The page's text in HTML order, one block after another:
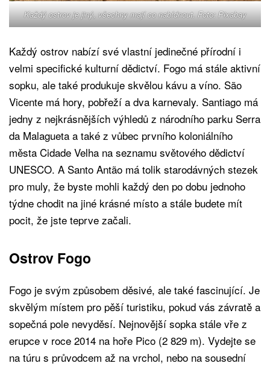
Každý ostrov je jiný, všechny mají co nabídnout. Foto: Pixabay
Každý ostrov nabízí své vlastní jedinečné přírodní i
velmi specifické kulturní dědictví. Fogo má stále aktivní
sopku, ale také produkuje skvělou kávu a víno. São
Vicente má hory, pobřeží a dva karnevaly. Santiago má
jedny z nejkrásnějších výhledů z národního parku Serra
da Malagueta a také z vůbec prvního koloniálního
města Cidade Velha na seznamu světového dědictví
UNESCO. A Santo Antão má tolik starodávných stezek
pro muly, že byste mohli každý den po dobu jednoho
týdne chodit na jiné krásné místo a stále budete mít
pocit, že jste teprve začali.
Ostrov Fogo
Fogo je svým způsobem děsivé, ale také fascinující. Je
skvělým místem pro pěší turistiku, pokud vás závratě a
sopečná pole nevyděsí. Nejnovější sopka stále vře z
erupce v roce 2014 na hoře Pico (2 829 m). Vydejte se
na túru s průvodcem až na vrchol, nebo na sousední